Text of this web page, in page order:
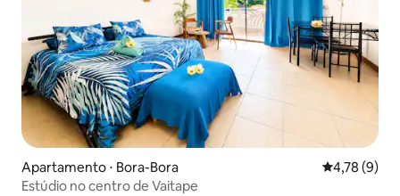
Apartamento ⋅ Bora-Bora 4,78 de
4,78 (9)
Estúdio no centro de Vaitape